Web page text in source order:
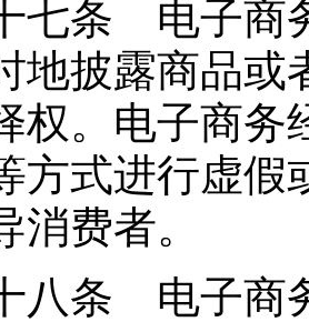
条 电子商务
地披露商品或
权。电子商务
方式进行虚
消费者。
条 电子商务